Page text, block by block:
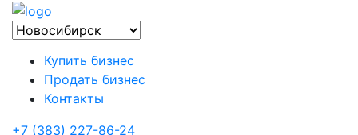
Купить бизнес
Продать бизнес
Контакты
+7 (383) 227-86-24